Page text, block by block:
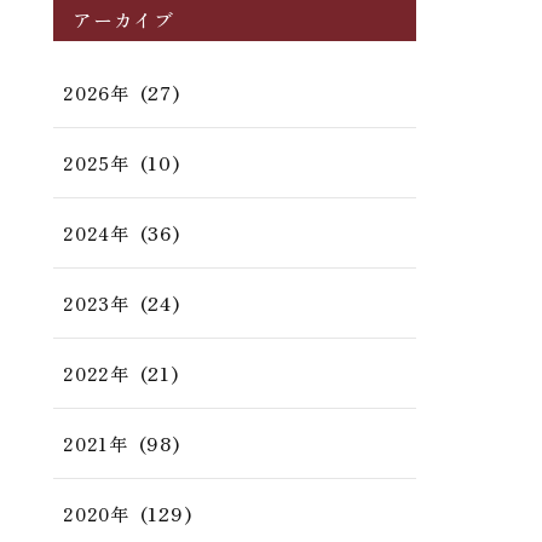
アーカイブ
2026年 (27)
2025年 (10)
2024年 (36)
2023年 (24)
2022年 (21)
2021年 (98)
2020年 (129)